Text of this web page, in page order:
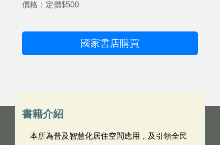
價格：定價$500
國家書店購買
書籍介紹
本所為普及智慧化居住空間應用，及引領全民